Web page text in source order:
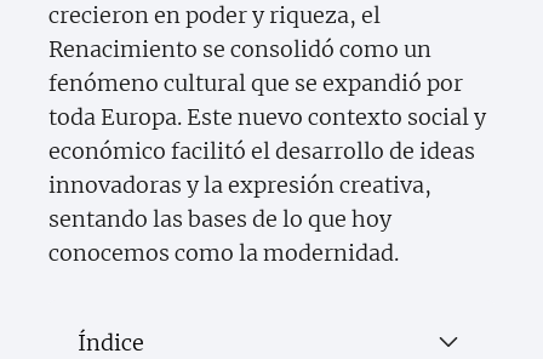
crecieron en poder y riqueza, el
Renacimiento se consolidó como un
fenómeno cultural que se expandió por
toda Europa. Este nuevo contexto social y
económico facilitó el desarrollo de ideas
innovadoras y la expresión creativa,
sentando las bases de lo que hoy
conocemos como la modernidad.
Índice